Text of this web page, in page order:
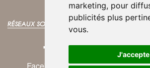
marketing, pour
publicités plus
vous.
J'accepte
Meilleurs tarifs
RÉSEAUX SOCIAUX :